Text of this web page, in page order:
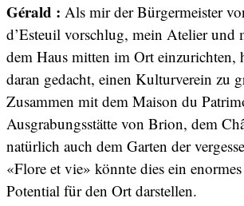
Gérald : Als mir der Bürgermeister
d’Esteuil vorschlug, mein Atelier und
dem Haus mitten im Ort einzurichten,
daran gedacht, einen Kulturverein zu
Zusammen mit dem Maison du
Ausgrabungsstätte von Brion, dem
natürlich auch dem Garten der
«Flore et vie» könnte dies ein
Potential für den Ort darstellen.